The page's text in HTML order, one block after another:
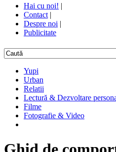
Hai cu noi! |
Contact|
Despre noi |
Publicitate
Yupi
Urban
Relatii
Lectură & Dezvoltare
Filme
Fotografie & Video